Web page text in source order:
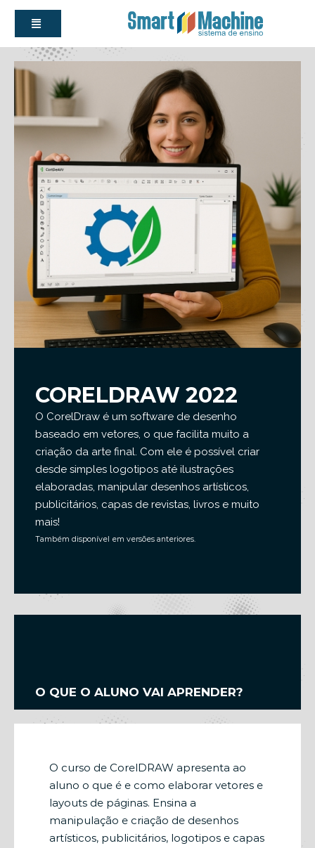
CORELDRAW 2022
O CorelDraw é um software de desenho
baseado em vetores, o que facilita muito a
criação da arte final. Com ele é possível criar
desde simples logotipos até ilustrações
elaboradas, manipular desenhos artísticos,
publicitários, capas de revistas, livros e muito
mais!
Também disponível em versões anteriores.
O QUE O ALUNO VAI APRENDER?
O curso de CorelDRAW apresenta ao
aluno o que é e como elaborar vetores e
layouts de páginas. Ensina a
manipulação e criação de desenhos
artísticos, publicitários, logotipos e capas